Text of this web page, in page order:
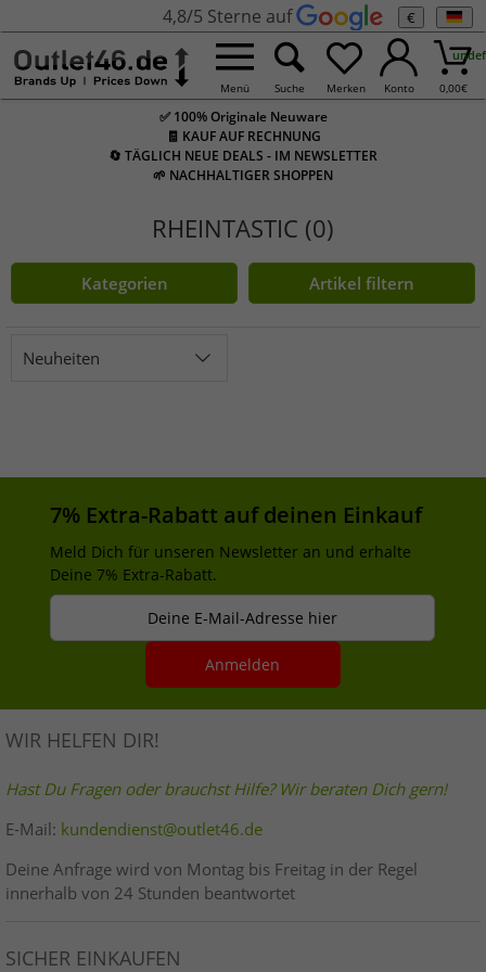
4,8/5 Sterne auf €
Menü Suche Merken Konto 0,00€
✅ 100% Originale Neuware
🧾 KAUF AUF RECHNUNG
🔄 TÄGLICH NEUE DEALS - IM NEWSLETTER
🌱 NACHHALTIGER SHOPPEN
RHEINTASTIC (0)
Kategorien Artikel filtern
Neuheiten
7% Extra-Rabatt auf deinen Einkauf
Meld Dich für unseren Newsletter an und erhalte
Deine 7% Extra-Rabatt.
Deine E-Mail-Adresse hier
Anmelden
WIR HELFEN DIR!
Hast Du Fragen oder brauchst Hilfe? Wir beraten Dich gern!
E-Mail: kundendienst@outlet46.de
Deine Anfrage wird von Montag bis Freitag in der Regel
innerhalb von 24 Stunden beantwortet
SICHER EINKAUFEN